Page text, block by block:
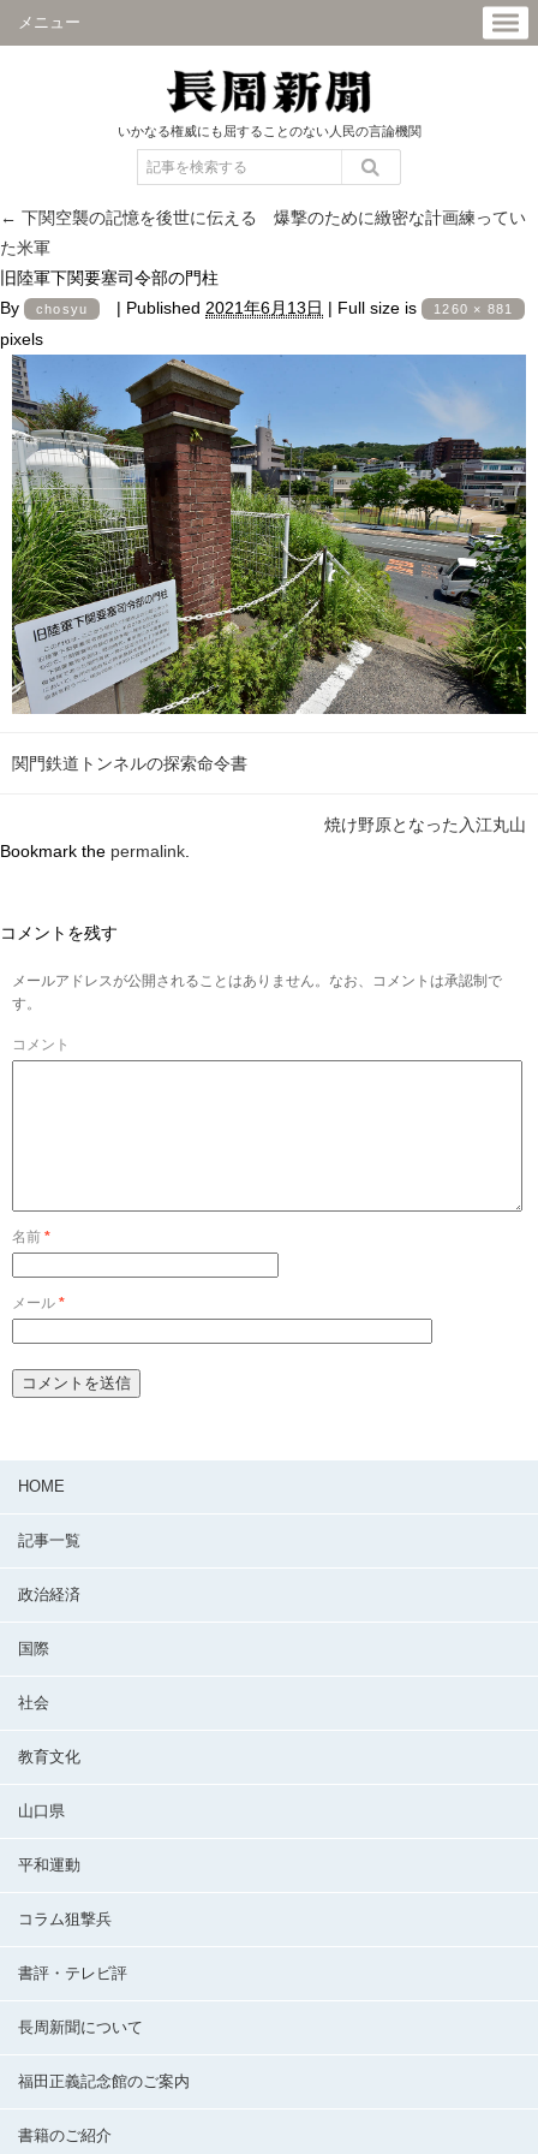
メニュー
いかなる権威にも屈することのない人民の言論機関
← 下関空襲の記憶を後世に伝える 爆撃のために緻密な計画練ってい
た米軍
旧陸軍下関要塞司令部の門柱
By
chosyu | Published 2021年6月13日 | Full size is 1260 × 881
pixels
関門鉄道トンネルの探索命令書
焼け野原となった入江丸山
Bookmark the permalink
コメントを残す
メールアドレスが公開されることはありません。なお、コメントは承認制で
す。
コメント
名前 *
メール *
HOME
記事一覧
政治経済
国際
社会
教育文化
山口県
平和運動
コラム狙撃兵
書評・テレビ評
長周新聞について
福田正義記念館のご案内
書籍のご紹介